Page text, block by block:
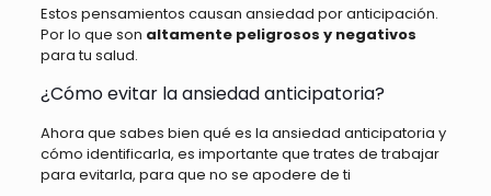
Estos pensamientos causan ansiedad por anticipación.
Por lo que son altamente peligrosos y negativos
para tu salud.
¿Cómo evitar la ansiedad anticipatoria?
Ahora que sabes bien qué es la ansiedad anticipatoria y
cómo identificarla, es importante que trates de trabajar
para evitarla, para que no se apodere de ti